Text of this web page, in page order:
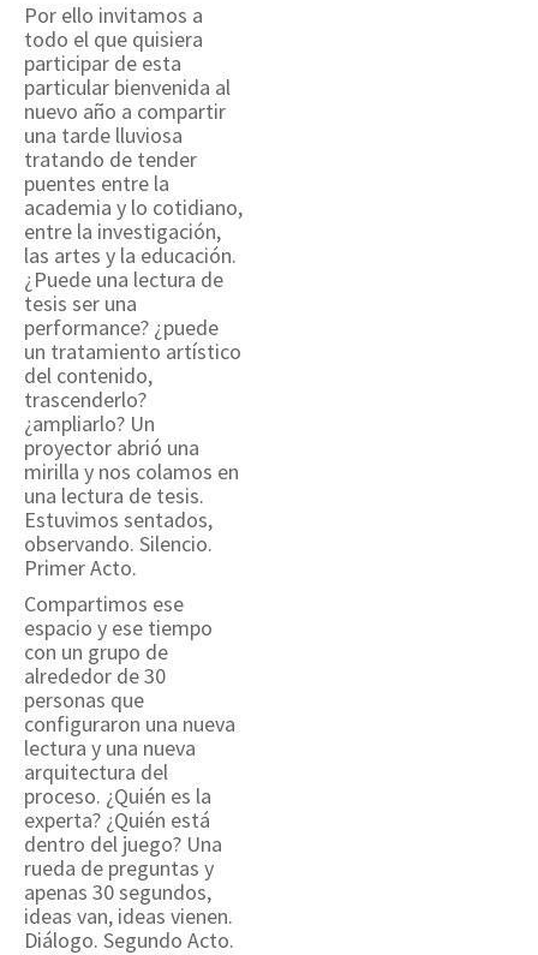
Por ello invitamos a
todo el que quisiera
participar de esta
particular bienvenida al
nuevo año a compartir
una tarde lluviosa
tratando de tender
puentes entre la
academia y lo cotidiano,
entre la investigación,
las artes y la educación.
¿Puede una lectura de
tesis ser una
performance? ¿puede
un tratamiento artístico
del contenido,
trascenderlo?
¿ampliarlo? Un
proyector abrió una
mirilla y nos colamos en
una lectura de tesis.
Estuvimos sentados,
observando. Silencio.
Primer Acto.
Compartimos ese
espacio y ese tiempo
con un grupo de
alrededor de 30
personas que
configuraron una nueva
lectura y una nueva
arquitectura del
proceso. ¿Quién es la
experta? ¿Quién está
dentro del juego? Una
rueda de preguntas y
apenas 30 segundos,
ideas van, ideas vienen.
Diálogo. Segundo Acto.